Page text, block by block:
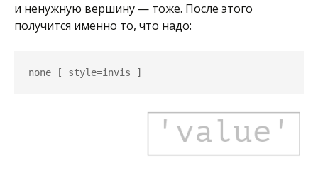
и ненужную вершину — тоже. После этого
получится именно то, что надо:
none [ style=invis ]